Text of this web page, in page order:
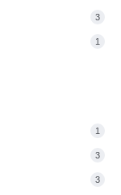
3
1
1
3
3